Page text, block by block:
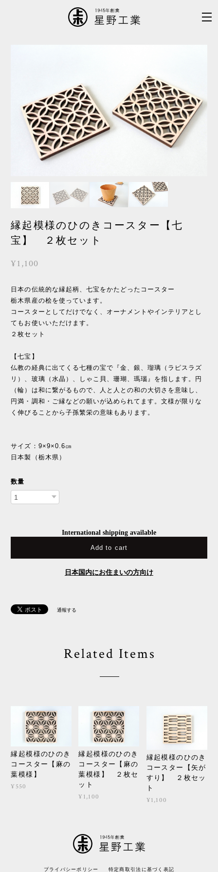
縁起模様のひのきコースター【七
宝】 ２枚セット
¥1,100
日本の伝統的な縁起柄、七宝をかたどったコースター
栃木県産の桧を使っています。
コースターとしてだけでなく、オーナメントやインテリアとし
てもお使いいただけます。
２枚セット
【七宝】
仏教の経典に出てくる七種の宝で『金、銀、瑠璃（ラピスラズ
リ）、玻璃（水晶）、しゃこ貝、珊瑚、瑪瑙』を指します。円
（輪）は和に繋がるもので、人と人との和の大切さを意味し、
円満・調和・ご縁などの願いが込められてます。文様が限りな
く伸びることから子孫繁栄の意味もあります。
サイズ：9×9×0.6㎝
日本製（栃木県）
数量
International shipping available
Add to cart
日本国内にお住まいの方向け
通報する
Related Items
縁起模様のひのき
コースター【麻の
葉模様】
¥550
縁起模様のひのき
コースター【麻の
葉模様】 ２枚セ
ット
¥1,100
縁起模様のひのき
コースター【矢が
すり】 ２枚セッ
ト
¥1,100
プライバシーポリシー 特定商取引法に基づく表記